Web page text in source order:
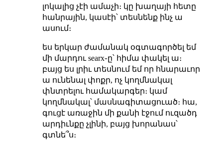
լոկալից չէի ամաչի։ կը խաղայի հետը
հանրային, կասէի՝ տեսնենք ինչ ա
ասում։
ես երկար ժամանակ օգտագործել եմ
մի մարդու searx֊ը՝ հիմա փակել ա։
բայց ես լրիւ տեսնում եմ որ հնարաւոր
ա ունենալ փոքր, ոչ կողմնակալ
փնտրելու համակարգեր։ կամ
կողմնակալ՝ մասնագիտացուած։ հա,
գուցէ առաջին մի քանի էջում ուզածդ
արդիւնքը չլինի, բայց խորանաս՝
գտնե՞ս։